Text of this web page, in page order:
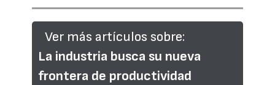
Ver más artículos sobre:
La industria busca su nueva
frontera de productividad